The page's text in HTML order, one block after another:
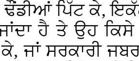
ਢੌਂਡੀਆਂ ਪਿੱਟ ਕੇ,
ਹੈ ਤੇ ਉਹ
ਜਾਂ ਸਰਕਾਰੀ